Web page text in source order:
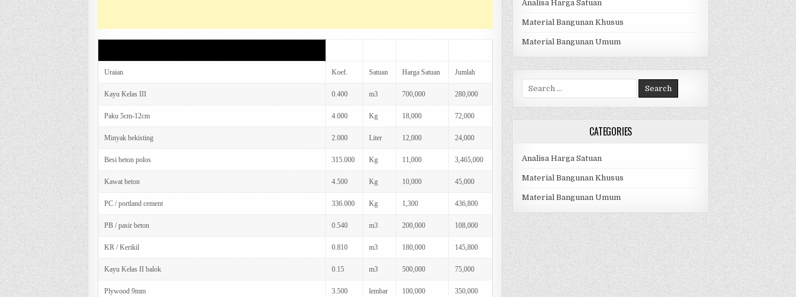
Uraian Koef. Satuan Harga Satuan Jumlah
Kayu Kelas III 0.400 m3 700,000 280,000
Paku 5cm-12cm 4.000 Kg 18,000 72,000
Minyak bekisting 2.000 Liter 12,000 24,000
Besi beton polos 315.000 Kg 11,000 3,465,000
Kawat beton 4.500 Kg 10,000 45,000
PC / portland cement 336.000 Kg 1,300 436,800
PB / pasir beton 0.540 m3 200,000 108,000
KR / Kerikil 0.810 m3 180,000 145,800
Kayu Kelas II balok 0.15 m3 500,000 75,000
Plywood 9mm 3.500 lembar 100,000 350,000
Analisa Harga Satuan
Material Bangunan Khusus
Material Bangunan Umum
Search
for:
CATEGORIES
Analisa Harga Satuan
Material Bangunan Khusus
Material Bangunan Umum